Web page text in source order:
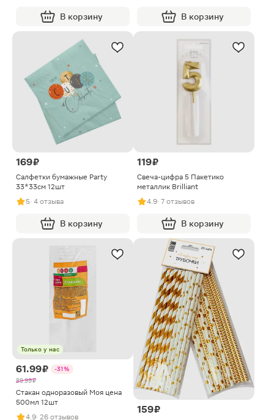
В корзину В корзину
169 ₽
Салфетки бумажные Party
33*33см 12шт
5· 4 отзыва
В корзину
119 ₽
Свеча-цифра 5 Пакетико
металлик Brilliant
4.9· 7 отзывов
В корзину
Только у нас
61.99 ₽
-31%
89.99 ₽
Стакан одноразовый Моя цена
500мл 12шт
4.9· 26 отзывов
159 ₽